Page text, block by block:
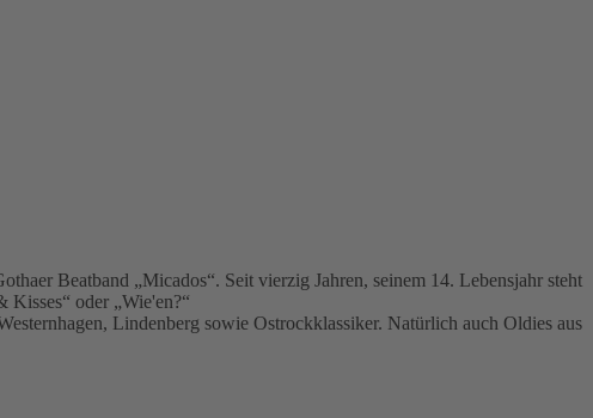
Beatband „Micados“. Seit vierzig Jahren, seinem 14. Lebensjahr steht
oder „Wie'en?“
Lindenberg sowie Ostrockklassiker. Natürlich auch Oldies aus